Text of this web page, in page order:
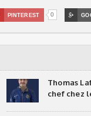
PINTEREST 0 
Thomas
chef chez